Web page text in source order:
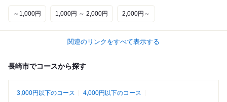
～1,000円 1,000円 ～ 2,000円 2,000円～
関連のリンクをすべて表示する
長崎市でコースから探す
3,000円以下のコース
4,000円以下のコース